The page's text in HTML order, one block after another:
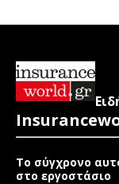
Το σύγχρονο
στο εργοστάσιο